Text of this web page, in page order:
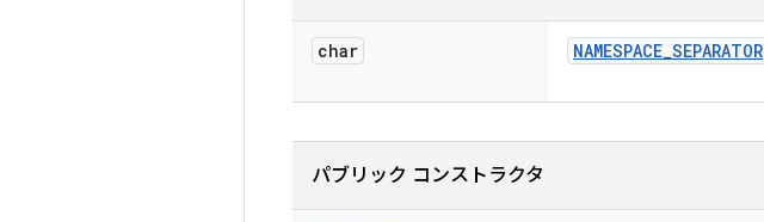
char NAMESPACE_SEPARATOR
パブリック コンストラクタ